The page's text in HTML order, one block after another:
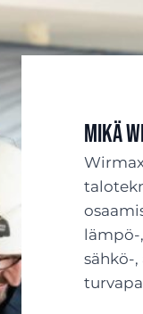
Mikä
lämpö-
sähkö-